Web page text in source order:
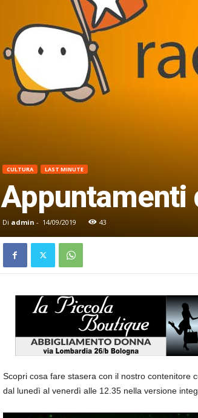
CULTURA LAST MINUTE
Appuntamenti
Di admin - 14/09/2019 43
Scopri cosa fare stasera con il nostro contenitore
dal lunedì al venerdì alle 12.35 nella versione